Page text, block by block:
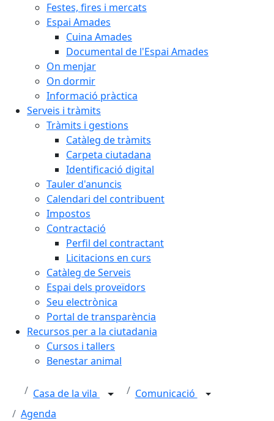
Festes, fires i mercats
Espai Amades
Cuina Amades
Documental de l'Espai Amades
On menjar
On dormir
Informació pràctica
Serveis i tràmits
Tràmits i gestions
Catàleg de tràmits
Carpeta ciutadana
Identificació digital
Tauler d'anuncis
Calendari del contribuent
Impostos
Contractació
Perfil del contractant
Licitacions en curs
Catàleg de Serveis
Espai dels proveïdors
Seu electrònica
Portal de transparència
Recursos per a la ciutadania
Cursos i tallers
Benestar animal
Casa de la vila
Comunicació
Agenda